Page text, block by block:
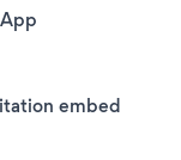
embed